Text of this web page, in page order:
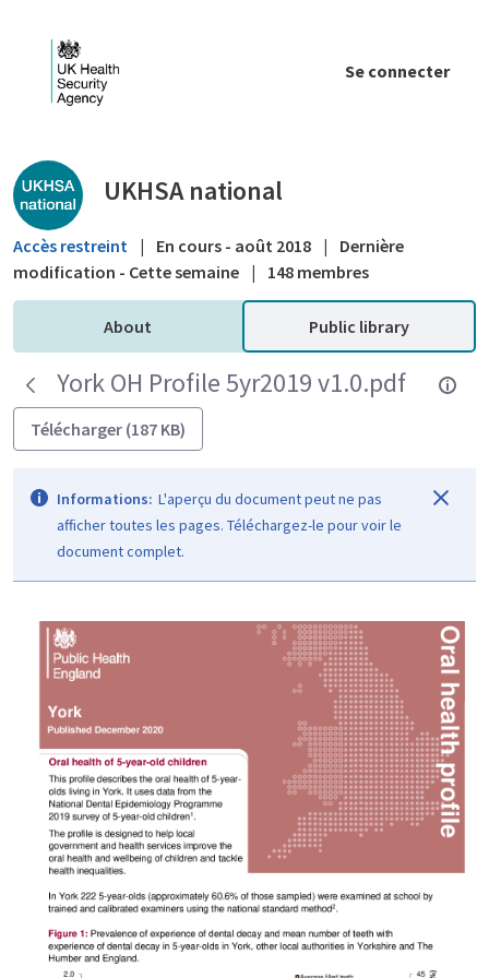
Se connecter
Public library - UKHSA national
UKHSA national
Accès restreint | En cours - août 2018 |
Dernière
modification - Cette semaine | 148 membres
About Public library
York OH Profile 5yr2019 v1.0.pdf
Télécharger (187 KB)
Informations: L'aperçu du document peut ne pas
afficher toutes les pages. Téléchargez-le pour voir le
document complet.